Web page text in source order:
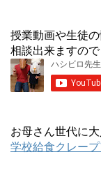
授業動画や生徒
相談出来ますの
お母さん世代に
学校給食クレー